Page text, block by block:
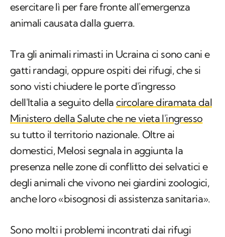
esercitare lì per fare fronte all'emergenza
animali causata dalla guerra.
Tra gli animali rimasti in Ucraina ci sono cani e
gatti randagi, oppure ospiti dei rifugi, che si
sono visti chiudere le porte d'ingresso
dell'Italia a seguito dellacircolare diramata dal
Ministero della Salute che ne vieta l'ingresso
su tutto il territorio nazionale. Oltre ai
domestici, Melosi segnala in aggiunta la
presenza nelle zone di conflitto dei selvatici e
degli animali che vivono nei giardini zoologici,
anche loro «bisognosi di assistenza sanitaria».
Sono molti i problemi incontrati dai rifugi